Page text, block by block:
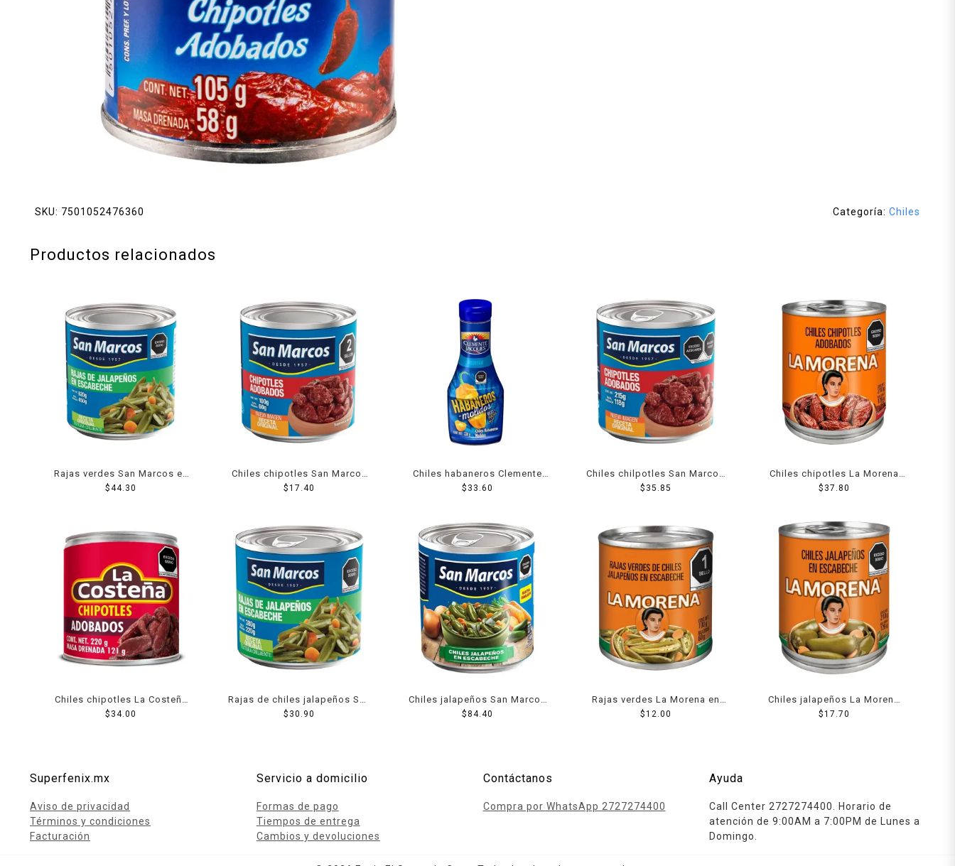
Salchichonería
SKU: 7501052476360 Categoría: Chiles
Productos relacionados
Rajas verdes San Marcos en
escabeche 800 g
$44.30
Chiles chipotles San Marcos
adobados 105 g
$17.40
Chiles habaneros Clemente
Jacques molidos 220 g
$ 33.60
Chiles chilpotles San Marcos
adobados 215 g
$ 35.85
Chiles chipotles La Morena
adobados 210 g
$ 37.80
Chiles chipotles La Costeña
adobados 220 g
$ 34.00
Rajas de chiles jalapeños San
Marcos en escabeche 380 g
$ 30.90
Chiles jalapeños San Marcos
en escabeche 2.8 kg
$ 84.40
Rajas verdes La Morena en
escabeche 100 g
$12.00
Chiles jalapeños La Morena
en escabeche 200 g
$17.70
Superfenix.mx
Aviso de privacidad
Términos y condiciones
Facturación
Servicio a domicilio
Formas de pago
Tiempos de entrega
Cambios y devoluciones
Contáctanos
Compra por WhatsApp 2727274400
Ayuda
Call Center 2727274400. Horario de
atención de 9:00AM a 7:00PM de Lunes a
Domingo.